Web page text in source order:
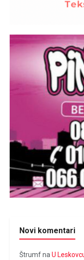
Novi komentari
Štrumfna U